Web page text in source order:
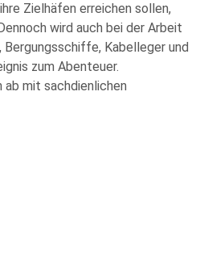
Zielhäfen erreichen sollen,
wird auch bei der Arbeit
Kabelleger und
zum Abenteuer.
mit sachdienlichen